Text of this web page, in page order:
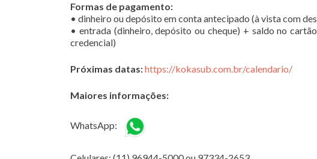
Formas de pagamento:
• dinheiro ou depósito em conta antecipado (à vista com
• entrada (dinheiro, depósito ou cheque) + saldo no
credencial)
Próximas datas:https://kokasub.com.br/calendario/
Maiores informações:
WhatsApp: